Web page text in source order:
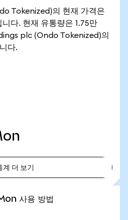
Tokenized)의 현재 가격은
다. 현재 유통량은 1.75만
plc (Ondo Tokenized)의
다.
계 더 보기
사용 방법